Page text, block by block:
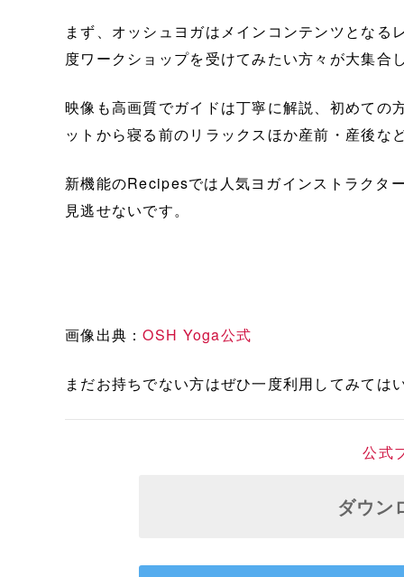
まず、オッシュヨガはメインコンテンツとな
度ワークショップを受けてみたい方々が大集合
映像も高画質でガイドは丁寧に解説、初めての
ットから寝る前のリラックスほか産前・産後な
新機能のRecipesでは人気ヨガインストラクタ
見逃せないです。
画像出典：OSH Yoga公式
まだお持ちでない方はぜひ一度利用してみては
公式
ダウン